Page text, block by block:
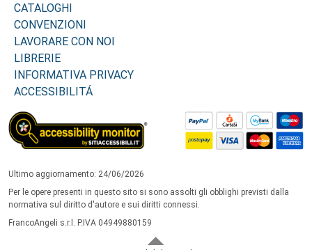
CATALOGHI
CONVENZIONI
LAVORARE CON NOI
LIBRERIE
INFORMATIVA PRIVACY
ACCESSIBILITÁ
Ultimo aggiornamento: 24/06/2026
Per le opere presenti in questo sito si sono assolti gli obblighi previsti dalla
normativa sul diritto d'autore e sui diritti connessi.
FrancoAngeli s.r.l. P.IVA 04949880159